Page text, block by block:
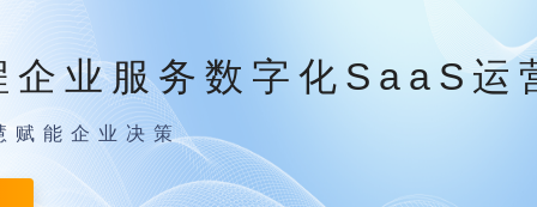
企业服务数字化SaaS运
赋能企业决策